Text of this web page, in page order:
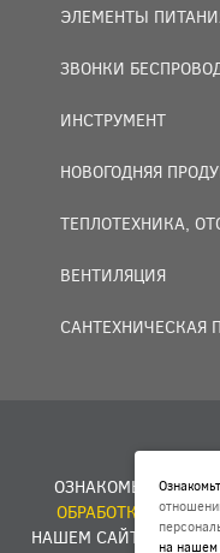
ЭЛЕМЕНТЫ
ЗВОНКИ
ИНСТРУМЕНТ
НОВОГОДНЯЯ
ТЕПЛОТЕХНИКА,
ВЕНТИЛЯЦИЯ
САНТЕХНИЧЕСКАЯ
ОЗНАКОМЬТЕСЬ С
ОБРАБОТКИ
НАШЕМ САЙТЕ, ВЫна нашем